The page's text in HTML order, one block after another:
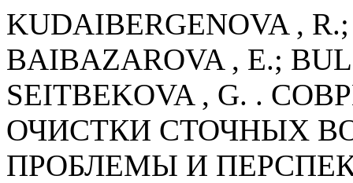
KUDAIBERGENOVA ,
BAIBAZAROVA , E.;
SEITBEKOVA , G. .
ОЧИСТКИ СТОЧНЫХ
ПРОБЛЕМЫ И